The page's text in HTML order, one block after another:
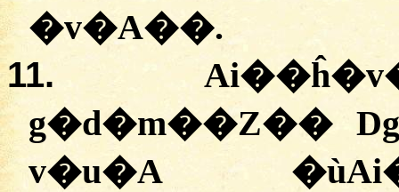
�v�A��.
11.
g�d�m��Z��
v�u�A